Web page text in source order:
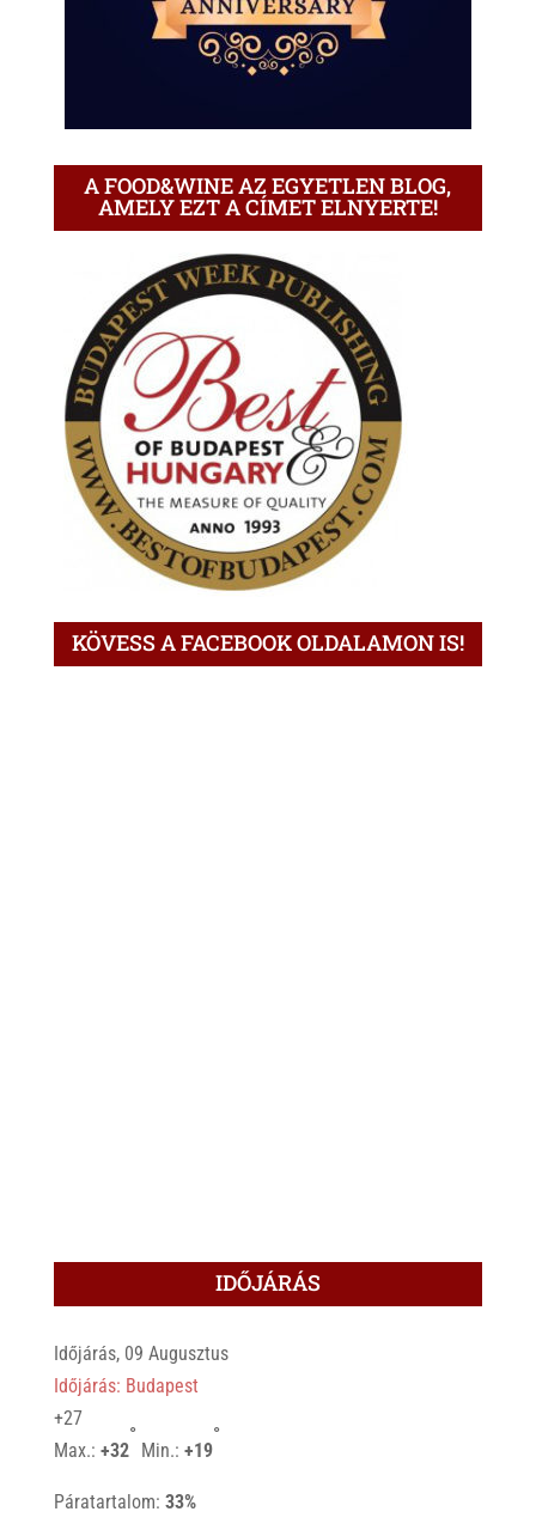
A FOOD&WINE AZ EGYETLEN BLOG,
AMELY EZT A CÍMET ELNYERTE!
KÖVESS A FACEBOOK OLDALAMON IS!
IDŐJÁRÁS
Időjárás, 09 Augusztus
Időjárás: Budapest
+27
Max.: +32
°
Min.: +19
°
Páratartalom: 33%